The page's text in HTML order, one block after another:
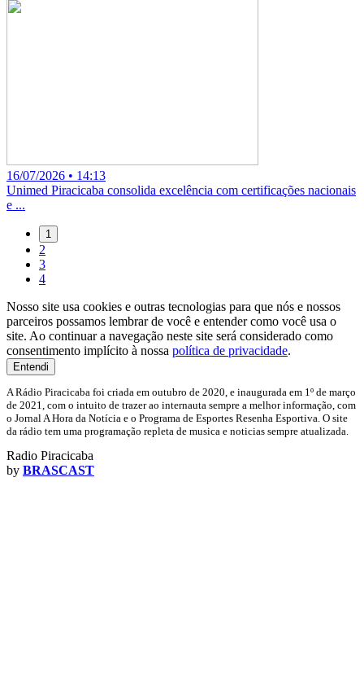
16/07/2026 • 14:13
Unimed Piracicaba consolida excelência com certificações nacionais
e ...
1
2
3
4
Nosso site usa cookies e outras tecnologias para que nós e nossos
parceiros possamos lembrar de você e entender como você usa o
site. Ao continuar a navegação neste site será considerado como
consentimento implícito à nossa política de privacidade.
Entendi
A Rádio Piracicaba foi criada em outubro de 2020, e inaugurada em 1º de março
de 2021, com o intuito de trazer ao internauta sempre a melhor informação, com
o Jornal A Hora da Notícia e o Programa de Esportes Resenha Esportiva. O site
da rádio tem uma programação repleta de musica e noticias sempre atualizada.
Radio Piracicaba
by BRASCAST